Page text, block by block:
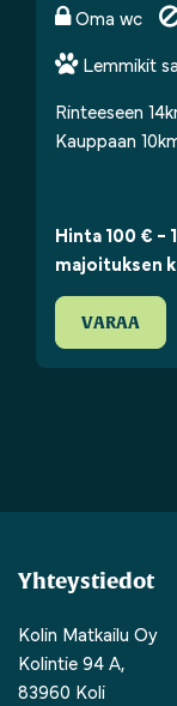
Oma wc
Oma wc
Lemmikit
Lemmikit
Rinteeseen
Rinteeseen
Kauppaan
Hinta 100 € -
majoituksen
VARAA
Yhteystiedot
Kolin Matkailu Oy
Kolintie 94 A,
83960 Koli